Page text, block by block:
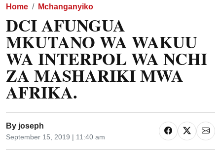
Home Mchanganyiko
DCI AFUNGUA
MKUTANO WA WAKUU
WA INTERPOL WA NCHI
ZA MASHARIKI MWA
AFRIKA.
By joseph
September 15, 2019 | 11:40 am